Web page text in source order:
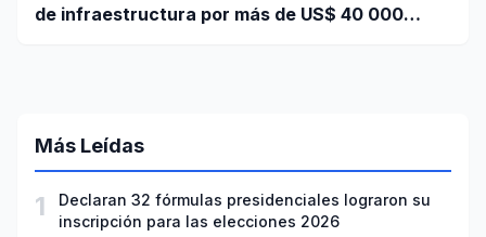
de infraestructura por más de US$ 40 000
Más Leídas
1
Declaran 32 fórmulas presidenciales lograron su
inscripción para las elecciones 2026